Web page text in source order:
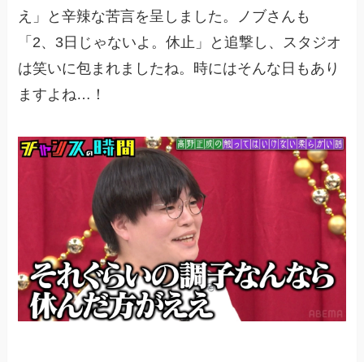
え」と辛辣な苦言を呈しました。ノブさんも
「2、3日じゃないよ。休止」と追撃し、スタジオ
は笑いに包まれましたね。時にはそんな日もあり
ますよね…！